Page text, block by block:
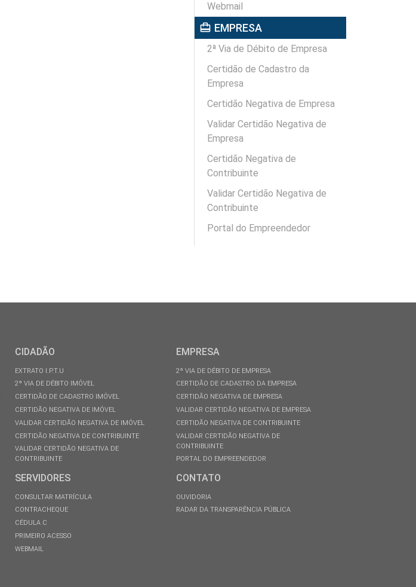
Webmail
card_travel EMPRESA
2ª Via de Débito de Empresa
Certidão de Cadastro da
Empresa
Certidão Negativa de Empresa
Validar Certidão Negativa de
Empresa
Certidão Negativa de
Contribuinte
Validar Certidão Negativa de
Contribuinte
Portal do Empreendedor
CIDADÃO
EXTRATO I.P.T.U
2ª VIA DE DÉBITO IMÓVEL
CERTIDÃO DE CADASTRO IMÓVEL
CERTIDÃO NEGATIVA DE IMÓVEL
VALIDAR CERTIDÃO NEGATIVA DE IMÓVEL
CERTIDÃO NEGATIVA DE CONTRIBUINTE
VALIDAR CERTIDÃO NEGATIVA DE
CONTRIBUINTE
SERVIDORES
CONSULTAR MATRÍCULA
CONTRACHEQUE
CÉDULA C
PRIMEIRO ACESSO
WEBMAIL
EMPRESA
2ª VIA DE DÉBITO DE EMPRESA
CERTIDÃO DE CADASTRO DA EMPRESA
CERTIDÃO NEGATIVA DE EMPRESA
VALIDAR CERTIDÃO NEGATIVA DE EMPRESA
CERTIDÃO NEGATIVA DE CONTRIBUINTE
VALIDAR CERTIDÃO NEGATIVA DE
CONTRIBUINTE
PORTAL DO EMPREENDEDOR
CONTATO
OUVIDORIA
RADAR DA TRANSPARÊNCIA PÚBLICA